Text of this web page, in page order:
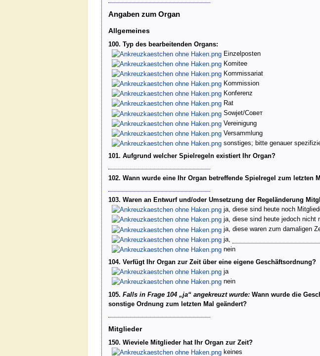
Angaben zum Organ
Allgemeines
100. Typ des bearbeitenden Organs:
Einzelposten
Komitee
Kommissariat
Kommission
Konferenz
Rat
Sowjet/Совет
Vereinigung
Versammlung
sonstiges; bitte genauer
101. Aufgrund welcher Spielregeln existiert Ihr Organ?
102. Wann wurde eine Ihr Organ betreffende Spielregel zum letzten
103. Waren an Entwurf und/oder Umsetzung der Regeländerung
ja, diese sind heute noch
ja, diese sind heute jedoch nicht
ja, diese waren zum damaligen
ja,
nein
104. Verfügt Ihr Organ zur Zeit über eine eigene Geschäftsordnung?
ja
nein
105. Falls in Frage 104 „ja“ angekreuzt wurde:Wann wurde die
sonstige Ordnung zum letzten Mal geändert?
Mitglieder
150. Wieviele Mitglieder hat Ihr Organ zur Zeit?
keines